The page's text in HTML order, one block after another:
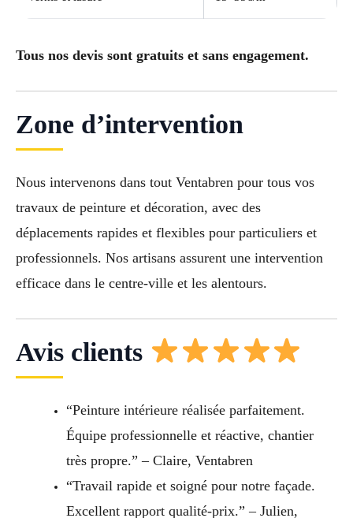
Tous nos devis sont gratuits et sans engagement.
Zone d’intervention
Nous intervenons dans tout Ventabren pour tous vos
travaux de peinture et décoration, avec des
déplacements rapides et flexibles pour particuliers et
professionnels. Nos artisans assurent une intervention
efficace dans le centre-ville et les alentours.
Avis clients
“Peinture intérieure réalisée parfaitement.
Équipe professionnelle et réactive, chantier
très propre.” – Claire, Ventabren
“Travail rapide et soigné pour notre façade.
Excellent rapport qualité-prix.” – Julien,